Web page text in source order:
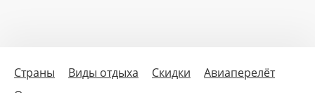
Страны Виды отдыха Скидки
Авиаперелёт